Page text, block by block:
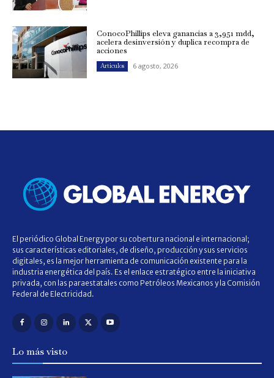
ConocoPhillips eleva ganancias a 3,951 mdd,
acelera desinversión y duplica recompra de
acciones
Artículos 6 agosto, 2026
El periódico Global Energy por su cobertura nacional e internacional;
sus características editoriales, de diseño, producción y sus servicios
digitales, es la mejor herramienta de comunicación existente para la
industria energética del país. Es el enlace estratégico entre la iniciativa
privada, con las paraestatales como Petróleos Mexicanos y la Comisión
Federal de Electricidad.
Lo más visto